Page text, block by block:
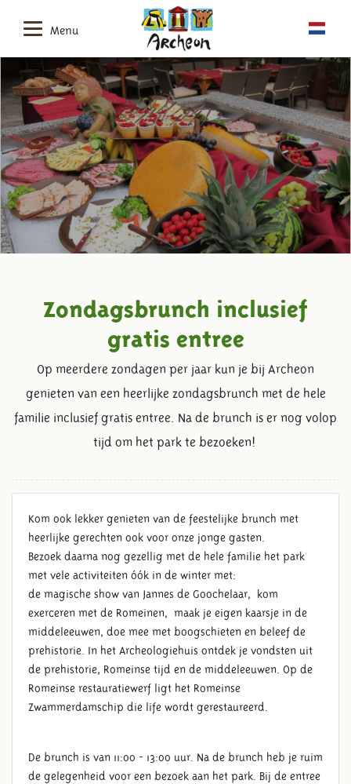
Menu
Zondagsbrunch inclusief
gratis entree
Op meerdere zondagen per jaar kun je bij Archeon
genieten van een heerlijke zondagsbrunch met de hele
familie inclusief gratis entree. Na de brunch is er nog volop
tijd om het park te bezoeken!
Kom ook lekker genieten van de feestelijke brunch met
heerlijke gerechten ook voor onze jonge gasten.
Bezoek daarna nog gezellig met de hele familie het park
met vele activiteiten óók in de winter met:
de magische show van Jannes de Goochelaar, kom
exerceren met de Romeinen, maak je eigen kaarsje in de
middeleeuwen, doe mee met boogschieten en beleef de
prehistorie. In het Archeologiehuis ontdek je vondsten uit
de prehistorie, Romeinse tijd en de middeleeuwen. Op de
Romeinse restauratiewerf ligt het Romeinse
Zwammerdamschip die life wordt gerestaureerd.
De brunch is van 11:00 - 13:00 uur. Na de brunch heb je ruim
de gelegenheid voor een bezoek aan het park. Bij de entree